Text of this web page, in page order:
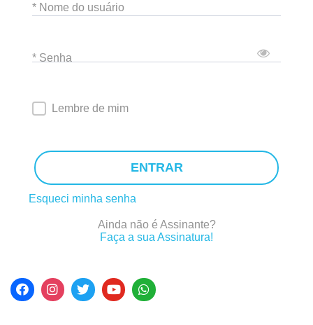
* Nome do usuário
* Senha
Lembre de mim
ENTRAR
Esqueci minha senha
Ainda não é Assinante?
Faça a sua Assinatura!